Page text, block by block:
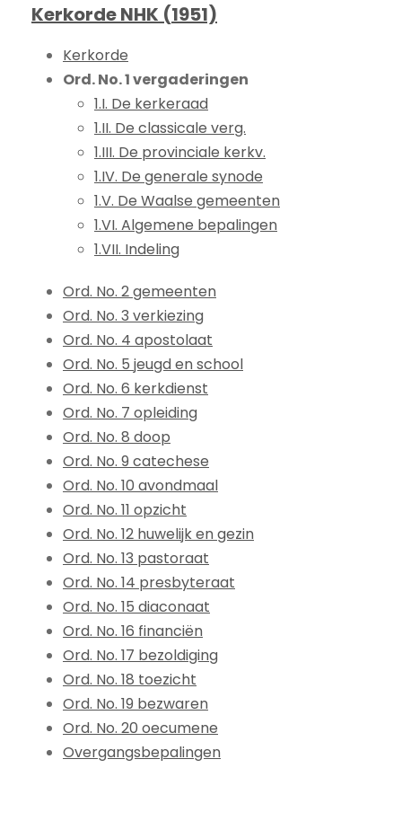
Kerkorde NHK (1951)
Kerkorde
Ord. No. 1 vergaderingen
1.I. De kerkeraad
1.II. De classicale verg.
1.III. De provinciale kerkv.
1.IV. De generale synode
1.V. De Waalse gemeenten
1.VI. Algemene bepalingen
1.VII. Indeling
Ord. No. 2 gemeenten
Ord. No. 3 verkiezing
Ord. No. 4 apostolaat
Ord. No. 5 jeugd en school
Ord. No. 6 kerkdienst
Ord. No. 7 opleiding
Ord. No. 8 doop
Ord. No. 9 catechese
Ord. No. 10 avondmaal
Ord. No. 11 opzicht
Ord. No. 12 huwelijk en gezin
Ord. No. 13 pastoraat
Ord. No. 14 presbyteraat
Ord. No. 15 diaconaat
Ord. No. 16 financiën
Ord. No. 17 bezoldiging
Ord. No. 18 toezicht
Ord. No. 19 bezwaren
Ord. No. 20 oecumene
Overgangsbepalingen